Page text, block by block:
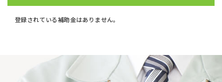
登録されている補助金はありません。